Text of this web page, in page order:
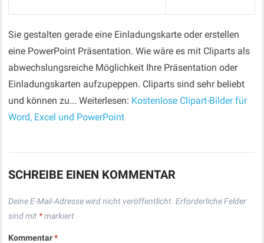
Sie gestalten gerade eine Einladungskarte oder erstellen
eine PowerPoint Präsentation. Wie wäre es mit Cliparts als
abwechslungsreiche Möglichkeit Ihre Präsentation oder
Einladungskarten aufzupeppen. Cliparts sind sehr beliebt
und können zu... Weiterlesen: Kostenlose Clipart-Bilder für
Word, Excel und PowerPoint
SCHREIBE EINEN KOMMENTAR
Deine E-Mail-Adresse wird nicht veröffentlicht. Erforderliche Felder
sind mit *markiert
Kommentar*